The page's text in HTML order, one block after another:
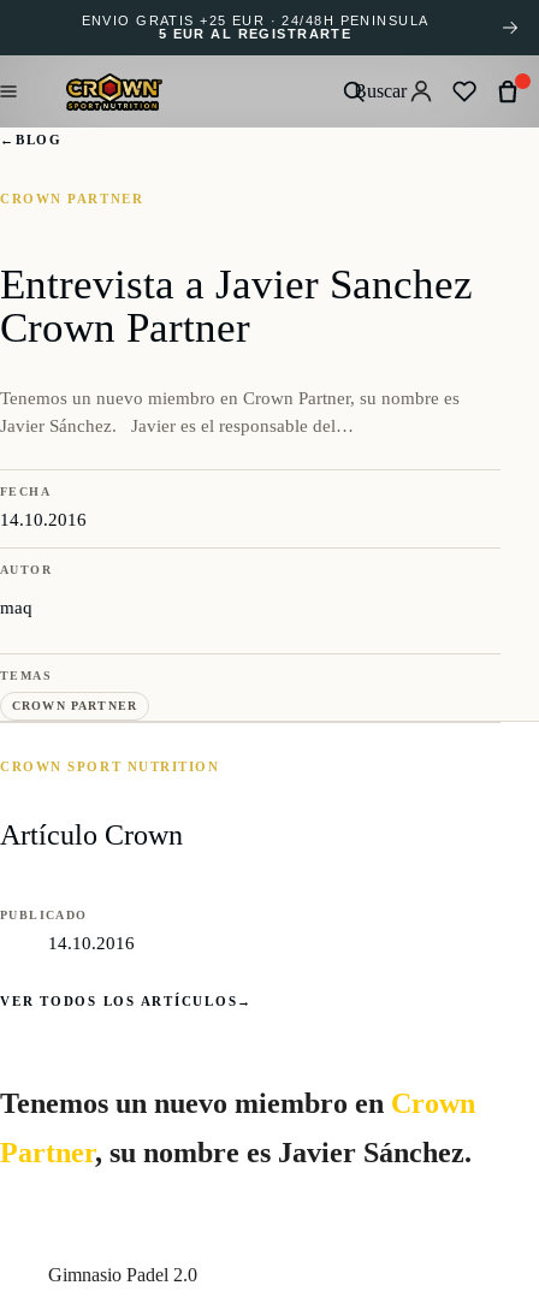
ENVÍO GRATIS +25 EUR · 24/48H PENÍNSULA
5 EUR AL REGISTRARTE
Buscar
← BLOG
CROWN PARTNER
Entrevista a Javier Sanchez
Crown Partner
Tenemos un nuevo miembro en Crown Partner, su nombre es
Javier Sánchez. Javier es el responsable del…
FECHA
14.10.2016
AUTOR
maq
TEMAS
CROWN PARTNER
CROWN SPORT NUTRITION
Artículo Crown
PUBLICADO
14.10.2016
VER TODOS LOS ARTÍCULOS →
Tenemos un nuevo miembro en Crown
Partner, su nombre es Javier Sánchez.
Gimnasio Padel 2.0